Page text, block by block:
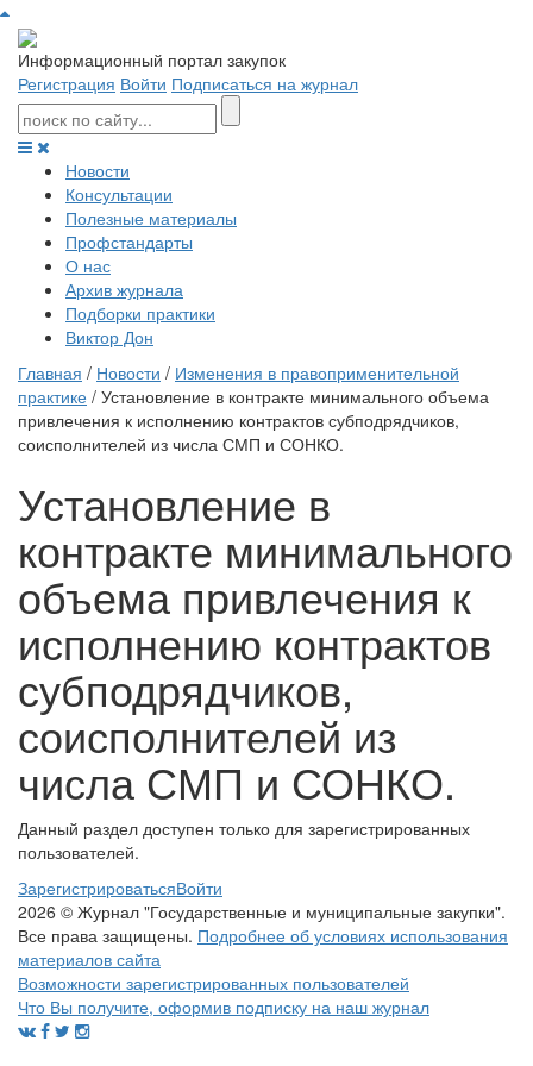
Информационный портал закупок
Регистрация Войти Подписаться на журнал
Новости
Консультации
Полезные материалы
Профстандарты
О нас
Архив журнала
Подборки практики
Виктор Дон
Главная / Новости / Изменения в правоприменительной
практике / Установление в контракте минимального объема
привлечения к исполнению контрактов субподрядчиков,
соисполнителей из числа СМП и СОНКО.
Установление в
контракте минимального
объема привлечения к
исполнению контрактов
субподрядчиков,
соисполнителей из
числа СМП и СОНКО.
Данный раздел доступен только для зарегистрированных
пользователей.
ЗарегистрироватьсяВойти
2026 © Журнал "Государственные и муниципальные закупки".
Все права защищены. Подробнее об условиях использования
материалов сайта
Возможности зарегистрированных пользователей
Что Вы получите, оформив подписку на наш журнал